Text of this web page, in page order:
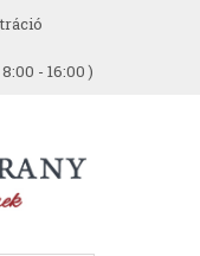
- 16:00 )